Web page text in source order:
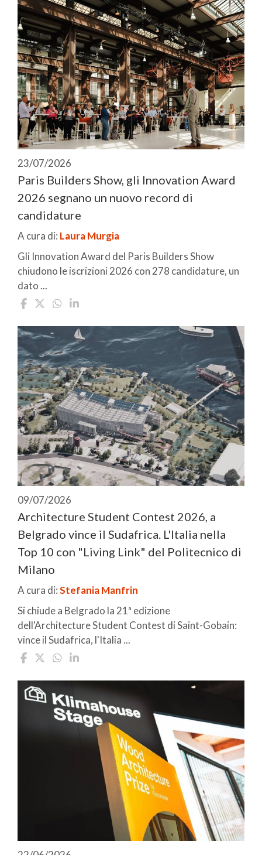
23/07/2026
Paris Builders Show, gli Innovation Award
2026 segnano un nuovo record di
candidature
A cura di: Laura Murgia
Gli Innovation Award del Paris Builders Show
chiudono le iscrizioni 2026 con 278 candidature, un
dato ...
09/07/2026
Architecture Student Contest 2026, a
Belgrado vince il Sudafrica. L'Italia nella
Top 10 con "Living Link" del Politecnico di
Milano
A cura di:Stefania Manfrin
Si chiude a Belgrado la 21ª edizione
dell'Architecture Student Contest di Saint-Gobain:
vince il Sudafrica, l'Italia ...